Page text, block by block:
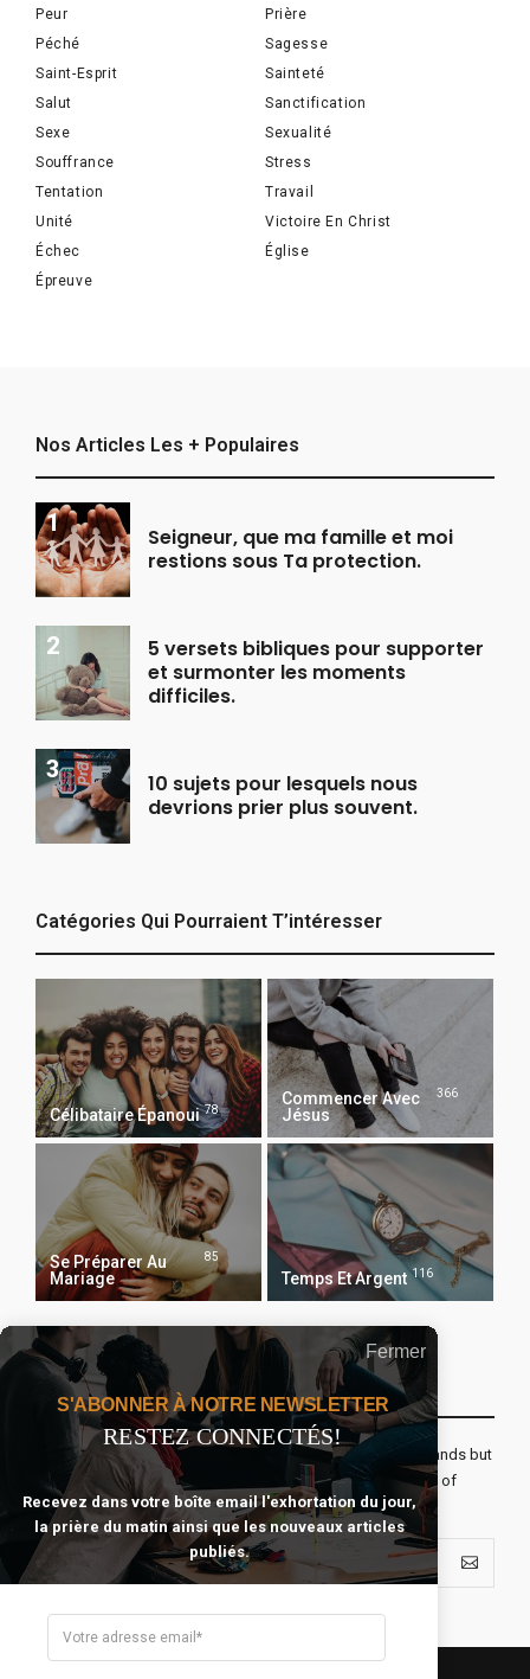
Peur
Prière
Péché
Sagesse
Saint-Esprit
Sainteté
Salut
Sanctification
Sexe
Sexualité
Souffrance
Stress
Tentation
Travail
Unité
Victoire En Christ
Échec
Église
Épreuve
Nos Articles Les + Populaires
Seigneur, que ma famille et moi
restions sous Ta protection.
5 versets bibliques pour supporter
et surmonter les moments
difficiles.
10 sujets pour lesquels nous
devrions prier plus souvent.
Catégories Qui Pourraient T’intéresser
Célibataire Épanoui 78
Commencer Avec
Jésus
366
Se Préparer Au
Mariage
85
Temps Et Argent 116
Recevoir Notre Newsletter Chaque Matin
The real voyage of discovery consists not in seeking new lands but
seeing with new eyes. All journeys have secret destinations of
which the traveler is unaware.
Fermer
S'ABONNER À NOTRE NEWSLETTER
RESTEZ CONNECTÉS!
Recevez dans votre boîte email l'exhortation du jour,
la prière du matin ainsi que les nouveaux articles
publiés.